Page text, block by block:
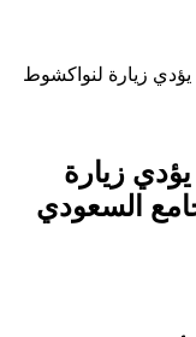
زيارة لنواكشوط
زيارة
السعودي